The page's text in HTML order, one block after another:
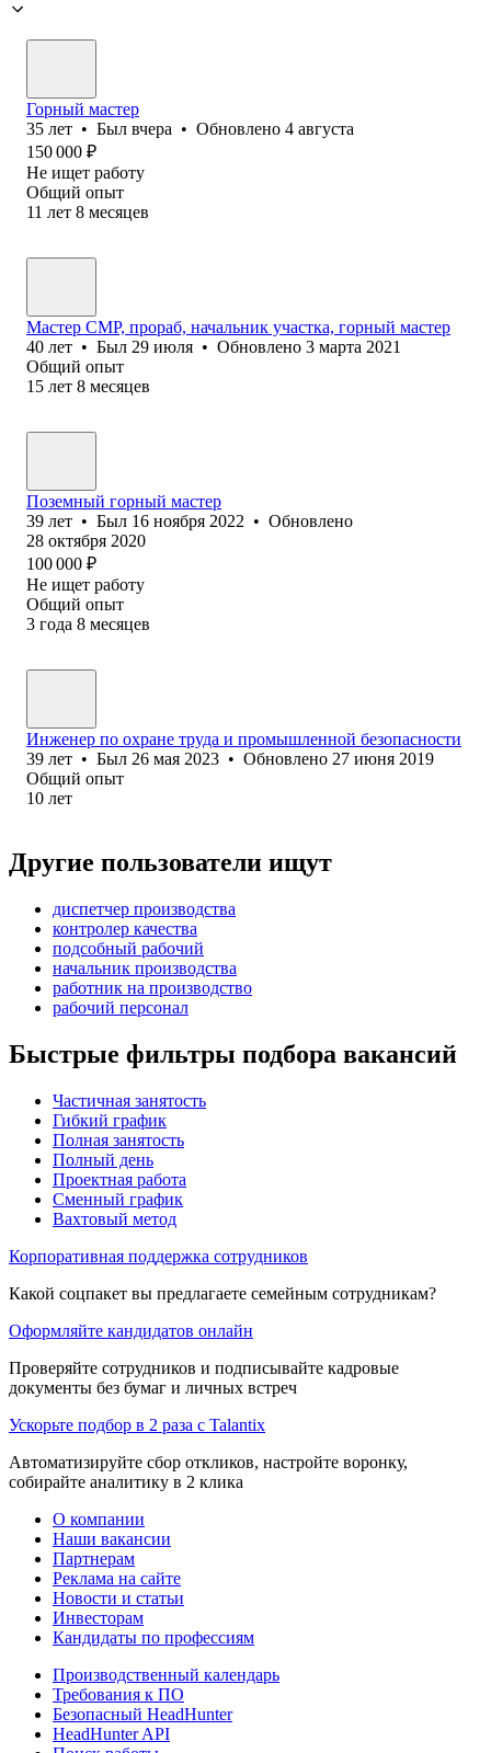
Горный мастер
35 лет • Был вчера • Обновлено 4 августа
150 000 ₽
Не ищет работу
Общий опыт
11 лет 8 месяцев
Мастер СМР, прораб, начальник участка, горный мастер
40 лет • Был 29 июля • Обновлено 3 марта 2021
Общий опыт
15 лет 8 месяцев
Поземный горный мастер
39 лет • Был 16 ноября 2022 • Обновлено
28 октября 2020
100 000 ₽
Не ищет работу
Общий опыт
3 года 8 месяцев
Инженер по охране труда и промышленной безопасности
39 лет • Был 26 мая 2023 • Обновлено 27 июня 2019
Общий опыт
10 лет
Другие пользователи ищут
диспетчер производства
контролер качества
подсобный рабочий
начальник производства
работник на производство
рабочий персонал
Быстрые фильтры подбора вакансий
Частичная занятость
Гибкий график
Полная занятость
Полный день
Проектная работа
Сменный график
Вахтовый метод
Корпоративная поддержка сотрудников
Какой соцпакет вы предлагаете семейным сотрудникам?
Оформляйте кандидатов онлайн
Проверяйте сотрудников и подписывайте кадровые
документы без бумаг и личных встреч
Ускорьте подбор в 2 раза с Talantix
Автоматизируйте сбор откликов, настройте воронку,
собирайте аналитику в 2 клика
О компании
Наши вакансии
Партнерам
Реклама на сайте
Новости и статьи
Инвесторам
Кандидаты по профессиям
Производственный календарь
Требования к ПО
Безопасный HeadHunter
HeadHunter API